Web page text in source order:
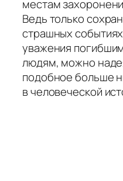
местам
Ведь только
страшных
уважения
людям, можно
подобное больше
в человеческой